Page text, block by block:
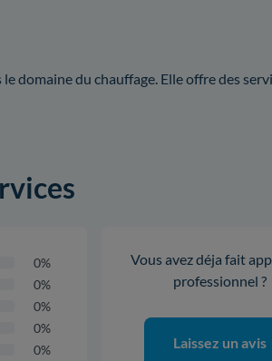
domaine du chauffage. Elle offre des
0%
0%
0%
0%
0%
Vous avez déja fait
professionnel ?
Laissez un avis